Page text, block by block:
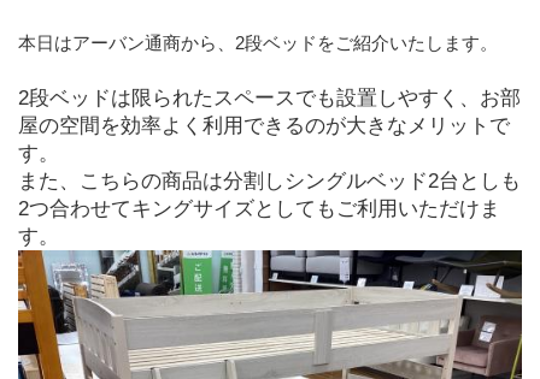
本日はアーバン通商から、2段ベッドをご紹介いたします。
2段ベッドは限られたスペースでも設置しやすく、お部
屋の空間を効率よく利用できるのが大きなメリットで
す。
また、こちらの商品は分割しシングルベッド2台としも
2つ合わせてキングサイズとしてもご利用いただけま
す。